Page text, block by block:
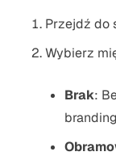
Przejdź do
Wybierz
Brak: